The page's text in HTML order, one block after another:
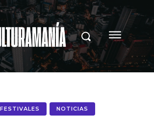
FESTIVALES NOTICIAS